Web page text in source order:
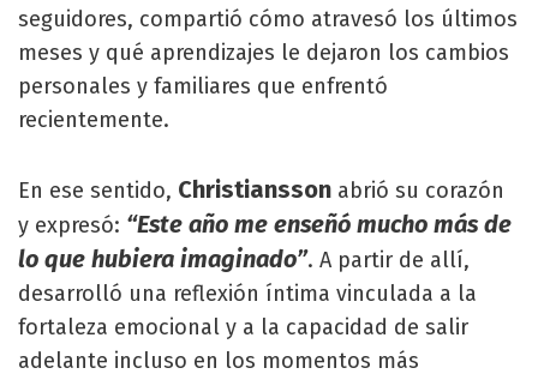
seguidores, compartió cómo atravesó los últimos
meses y qué aprendizajes le dejaron los cambios
personales y familiares que enfrentó
recientemente.
En ese sentido, Christiansson abrió su corazón
y expresó: “Este año me enseñó mucho más de
lo que hubiera imaginado”. A partir de allí,
desarrolló una reflexión íntima vinculada a la
fortaleza emocional y a la capacidad de salir
adelante incluso en los momentos más